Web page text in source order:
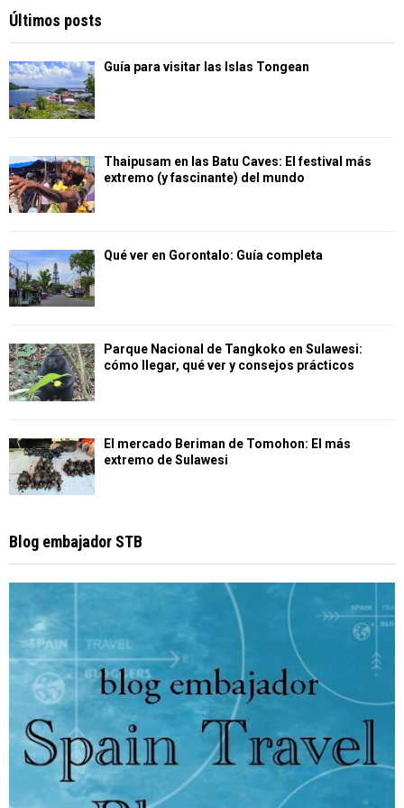
Últimos posts
Guía para visitar las Islas Tongean
Thaipusam en las Batu Caves: El festival más
extremo (y fascinante) del mundo
Qué ver en Gorontalo: Guía completa
Parque Nacional de Tangkoko en Sulawesi:
cómo llegar, qué ver y consejos prácticos
El mercado Beriman de Tomohon: El más
extremo de Sulawesi
Blog embajador STB